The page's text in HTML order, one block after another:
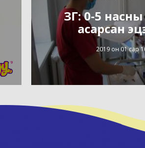
ЗГ: 0-5 насны
асарсан
2019 он 01 сар